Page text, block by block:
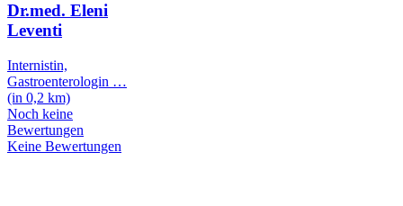
Dr.med. Eleni
Leventi
Internistin,
Gastroenterologin …
(in 0,2 km)
Noch keine
Bewertungen
Keine Bewertungen